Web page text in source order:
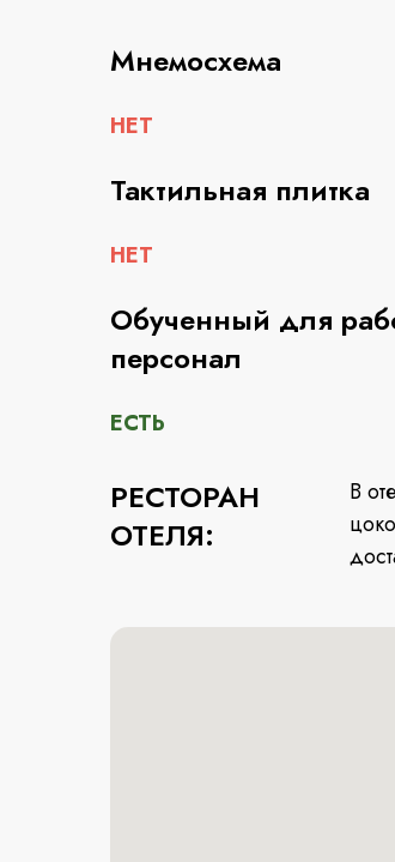
Мнемосхема
НЕТ
Тактильная плитка
НЕТ
Обученный для
персонал
ЕСТЬ
РЕСТОРАН
ОТЕЛЯ:
В